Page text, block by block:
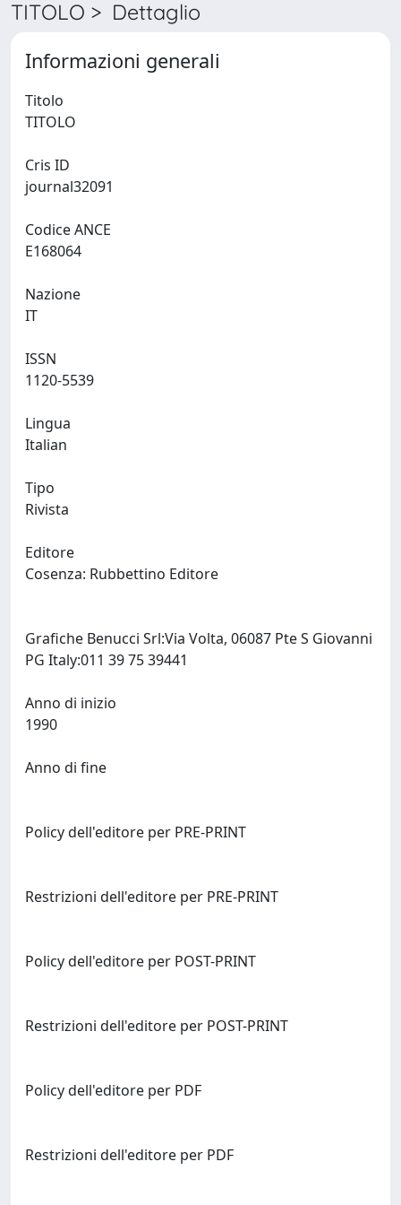
TITOLO > Dettaglio
Informazioni generali
Titolo
Cris ID
Codice ANCE
Nazione
ISSN
Lingua
Tipo
Rivista
Editore
Cosenza: Rubbettino Editore
Grafiche Benucci Srl:Via Volta, 06087 Pte S Giovanni
Anno di inizio
Anno di fine
Policy dell'editore per PRE-PRINT
Restrizioni dell'editore per PRE-PRINT
Policy dell'editore per POST-PRINT
Restrizioni dell'editore per POST-PRINT
Policy dell'editore per PDF
Restrizioni dell'editore per PDF